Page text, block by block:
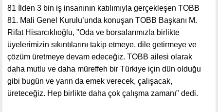
81 İlden 3 bin iş insanının katılımıyla gerçekleşen TOBB
81. Mali Genel Kurulu’unda konuşan TOBB Başkanı M.
Rifat Hisarcıklıoğlu, "Oda ve borsalarımızla birlikte
üyelerimizin sıkıntılarını takip etmeye, dile getirmeye ve
çözüm üretmeye devam edeceğiz. TOBB ailesi olarak
daha mutlu ve daha müreffeh bir Türkiye için dün olduğu
gibi bugün ve yarın da emek verecek, çalışacak,
üreteceğiz. Hep birlikte daha çok çalışma zamanı" dedi.